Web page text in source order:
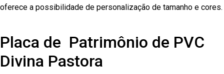
oferece a possibilidade de personalização de tamanho e cores.
Placa de Patrimônio de PVC
Divina Pastora